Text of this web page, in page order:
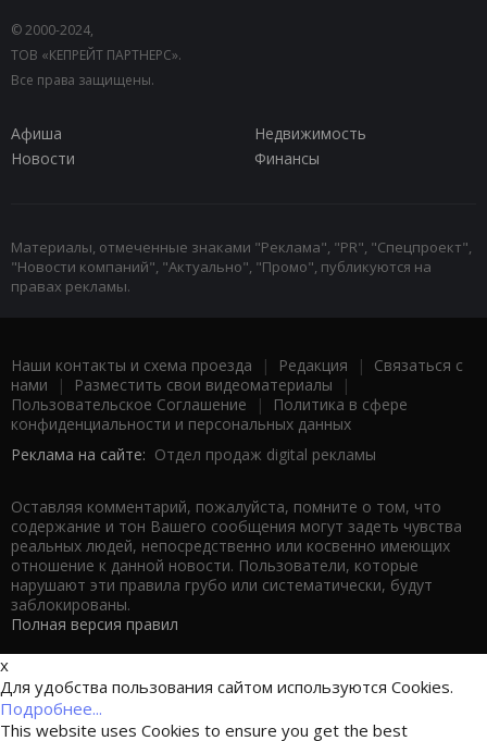
© 2000-2024,
ТОВ «КЕПРЕЙТ ПАРТНЕРС».
Все права защищены.
Афиша
Недвижимость
Новости
Финансы
Материалы, отмеченные знаками "Реклама", "PR", "Спецпроект",
"Новости компаний", "Актуально", "Промо", публикуются на
правах рекламы.
Наши контакты и схема проезда | Редакция | Связаться с
нами | Разместить свои видеоматериалы |
Пользовательское Соглашение |
Политика в сфере
конфиденциальности и персональных данных
Реклама на сайте: Отдел продаж digital рекламы
Оставляя комментарий, пожалуйста, помните о том, что
содержание и тон Вашего сообщения могут задеть чувства
реальных людей, непосредственно или косвенно имеющих
отношение к данной новости. Пользователи, которые
нарушают эти правила грубо или систематически, будут
заблокированы.
Полная версия правил
x
Для удобства пользования сайтом используются Cookies.
Подробнее...
This website uses Cookies to ensure you get the best